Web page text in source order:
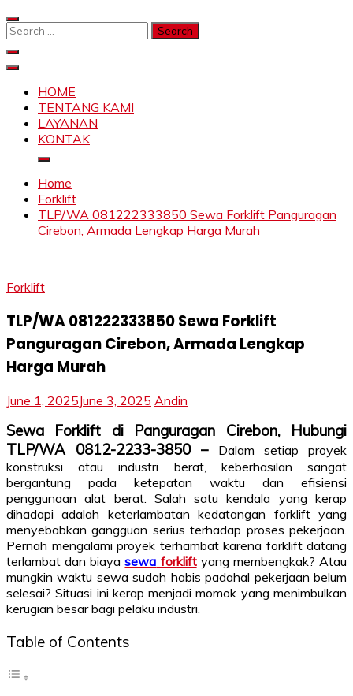
Skip
to
Search
SKYLIFTHOME
TENTANG KAMI
LAYANAN
KONTAK
Home
Forklift
TLP/WA 081222333850 Sewa Forklift Panguragan
Cirebon, Armada Lengkap Harga Murah
Forklift
TLP/WA 081222333850 Sewa Forklift
Panguragan Cirebon, Armada Lengkap
Harga Murah
June 1, 2025June 3, 2025 Andin
Sewa Forklift di Panguragan Cirebon, Hubungi
TLP/WA 0812-2233-3850 –
Dalam setiap proyek
konstruksi atau industri berat, keberhasilan sangat
bergantung pada ketepatan waktu dan efisiensi
penggunaan alat berat. Salah satu kendala yang kerap
dihadapi adalah keterlambatan kedatangan forklift yang
menyebabkan gangguan serius terhadap proses pekerjaan.
Pernah mengalami proyek terhambat karena forklift datang
terlambat dan biayasewa forkliftyang membengkak? Atau
mungkin waktu sewa sudah habis padahal pekerjaan belum
selesai? Situasi ini kerap menjadi momok yang menimbulkan
kerugian besar bagi pelaku industri.
Table of Contents